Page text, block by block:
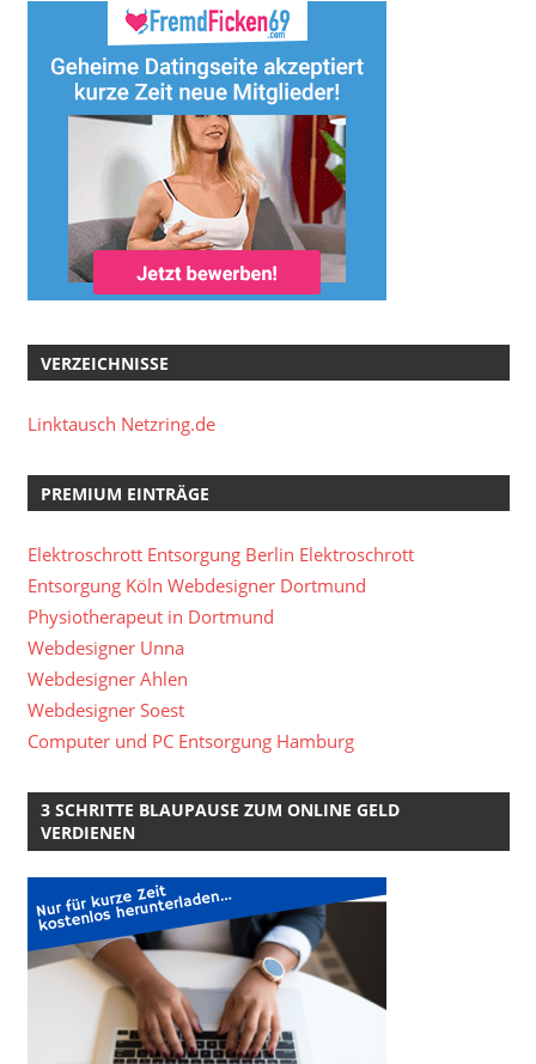
VERZEICHNISSE
Linktausch Netzring.de
PREMIUM EINTRÄGE
Elektroschrott Entsorgung Berlin Elektroschrott
Entsorgung Köln Webdesigner Dortmund
Physiotherapeut in Dortmund
Webdesigner Unna
Webdesigner Ahlen
Webdesigner Soest
Computer und PC Entsorgung Hamburg
3 SCHRITTE BLAUPAUSE ZUM ONLINE GELD
VERDIENEN